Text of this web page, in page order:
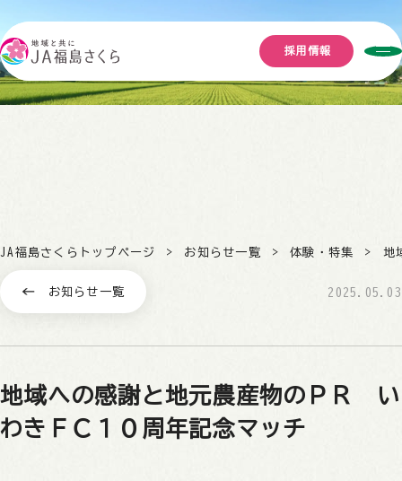
採用情報
JA福島さくらトップページ お知らせ一覧 体験・特集 地
お知らせ一覧 2025.05.03
地域への感謝と地元農産物のＰＲ い
わきＦＣ１０周年記念マッチ